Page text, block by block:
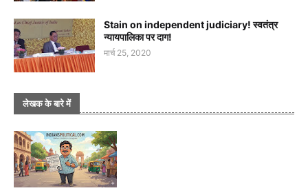
Stain on independent judiciary! स्वतंत्र
न्यायपालिका पर दाग!
मार्च 25, 2020
लेखक के बारे में